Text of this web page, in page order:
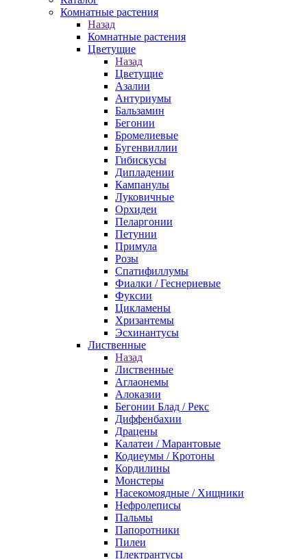
Комнатные растения
Назад
Комнатные растения
Цветущие
Назад
Цветущие
Азалии
Антуриумы
Бальзамин
Бегонии
Бромелиевые
Бугенвиллии
Гибискусы
Дипладении
Кампанулы
Луковичные
Орхидеи
Пеларгонии
Петунии
Примула
Розы
Спатифиллумы
Фиалки / Геснериевые
Фуксии
Цикламены
Хризантемы
Эсхинантусы
Лиственные
Назад
Лиственные
Аглаонемы
Алоказии
Бегонии Блад / Рекс
Диффенбахии
Драцены
Калатеи / Марантовые
Кодиеумы / Кротоны
Кордилины
Монстеры
Насекомоядные / Хищники
Нефролеписы
Пальмы
Папоротники
Пилеи
Плектрантусы